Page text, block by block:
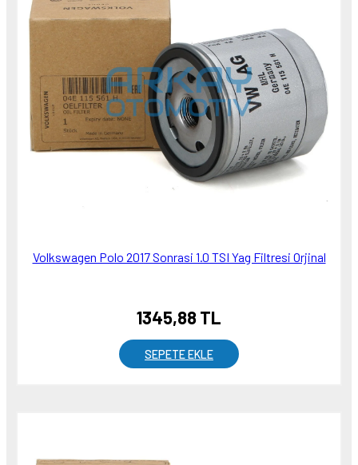
Volkswagen Polo 2017 Sonrasi 1.0 TSI Yag Filtresi Orjinal
1345,88 TL
SEPETE EKLE